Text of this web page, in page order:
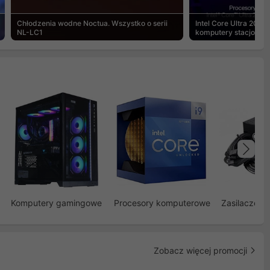
Chłodzenia wodne Noctua. Wszystko o serii
NL-LC1
Intel Core Ultra 200S
komputery
Komputery gamingowe Procesory komputerowe Zasilacze
Zobacz więcej promocji